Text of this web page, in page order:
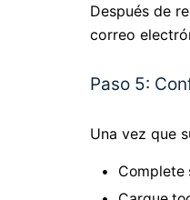
Después de
correo
Paso 5:
Una vez que
Complete